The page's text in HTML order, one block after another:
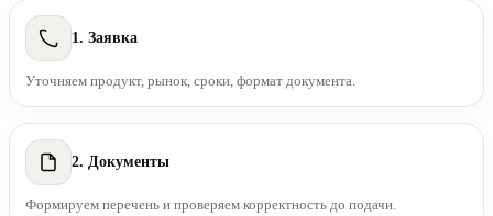
1. Заявка
Уточняем продукт, рынок, сроки, формат документа.
2. Документы
Формируем перечень и проверяем корректность до подачи.